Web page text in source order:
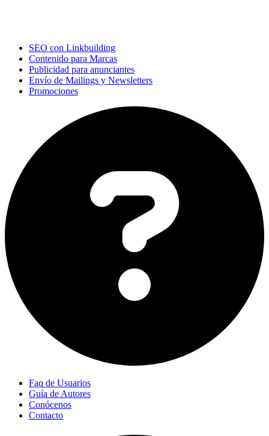
SEO con Linkbuilding
Contenido para Marcas
Publicidad para anunciantes
Envío de Mailings y Newsletters
Promociones
Faq de Usuarios
Guía de Autores
Conócenos
Contacto